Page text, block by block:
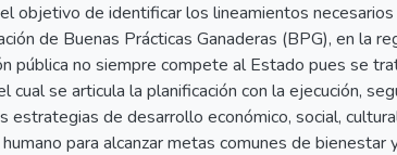
objetivo de identificar los lineamientos necesarios
de Buenas Prácticas Ganaderas (BPG), en la
pública no siempre compete al Estado pues se
se articula la planificación con la ejecución,
de desarrollo económico, social,
para alcanzar metas comunes de bienestar